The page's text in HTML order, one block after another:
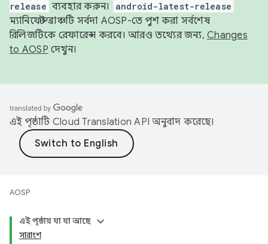
release ব্যবহার করুন। android-latest-release
ম্যানিফেস্ট ব্রাঞ্চটি সর্বদা AOSP-তে পুশ করা সর্বশেষ
রিলিজটিকে রেফারেন্স করবে। আরও তথ্যের জন্য, Changes
to AOSP দেখুন।
এই পৃষ্ঠাটি Cloud Translation API অনুবাদ করেছে।
AOSP
এই পৃষ্ঠায় যা যা আছে
সারাংশ